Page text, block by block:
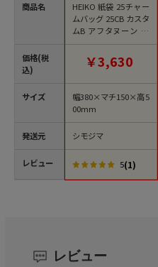
商品名
価格(税
込)
サイズ
発送元
レビュー
HEIKO 紙袋 25チャー
ムバッグ 25CB カスタ
ムB アフタヌーン 50
枚/袋
￥3,630
幅380×マチ150×高5
00mm
シモジマ
5(1)
レビュー